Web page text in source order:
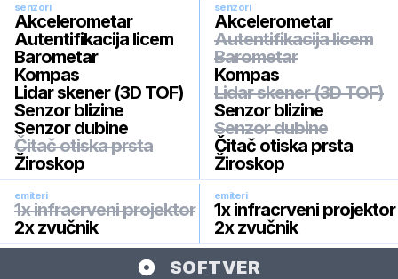
senzori
Akcelerometar
Autentifikacija licem
Barometar
Kompas
Lidar skener (3D TOF)
Senzor blizine
Senzor dubine
Čitač otiska prsta
Žiroskop
senzori
Akcelerometar
Autentifikacija licem
Barometar
Kompas
Lidar skener (3D TOF)
Senzor blizine
Senzor dubine
Čitač otiska prsta
Žiroskop
emiteri
1x infracrveni projektor
2x zvučnik
emiteri
1x infracrveni projektor
2x zvučnik
SOFTVER